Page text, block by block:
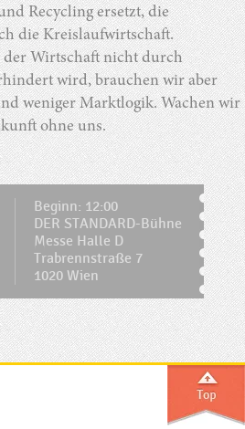
Recycling ersetzt, die
die Kreislaufwirtschaft.
Wirtschaft nicht durch
wird, brauchen wir aber
weniger Marktlogik. Wachen wir
ohne uns.
Beginn: 12:00
DER STANDARD-Bühne
Messe Halle D
Trabrennstraße 7
1020 Wien